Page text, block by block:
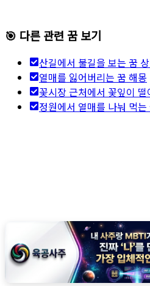
🎯 다른 관련 꿈 보기
산길에서 불길을 보는 꿈
열매를 잃어버리는 꿈 해몽
꽃시장 근처에서 꽃잎이
정원에서 열매를 나눠 먹는